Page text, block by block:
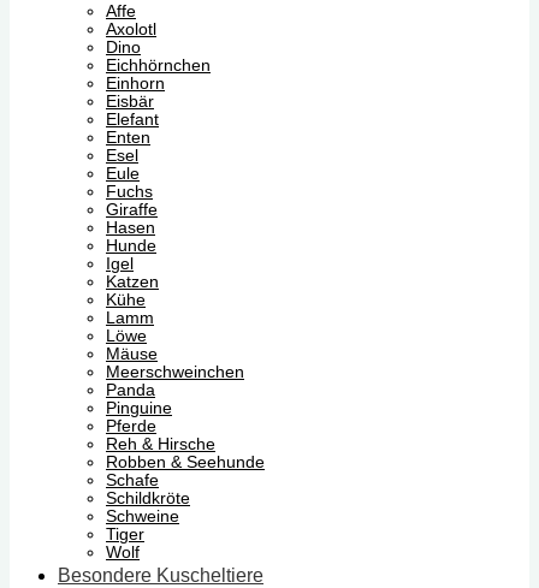
Affe
Axolotl
Dino
Eichhörnchen
Einhorn
Eisbär
Elefant
Enten
Esel
Eule
Fuchs
Giraffe
Hasen
Hunde
Igel
Katzen
Kühe
Lamm
Löwe
Mäuse
Meerschweinchen
Panda
Pinguine
Pferde
Reh & Hirsche
Robben & Seehunde
Schafe
Schildkröte
Schweine
Tiger
Wolf
Besondere Kuscheltiere